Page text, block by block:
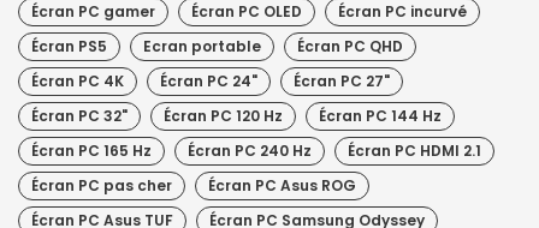
Écran PC gamer Écran PC OLED
Écran PC incurvé
Écran PS5
Ecran portable
Écran PC QHD
Écran PC 4K
Écran PC 24"
Écran PC 27"
Écran PC 32"
Écran PC 120 Hz
Écran PC 144 Hz
Écran PC 165 Hz
Écran PC 240 Hz
Écran PC HDMI 2.1
Écran PC pas cher
Écran PC Asus ROG
Écran PC Asus TUF
Écran PC Samsung Odyssey